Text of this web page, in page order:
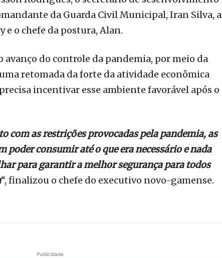
da Guarda Civil Municipal, Iran Silva, a
e o chefe da postura, Alan.
avanço do controle da pandemia, por meio da
retomada da forte da atividade econômica
incentivar esse ambiente favorável após o
com as restrições provocadas pela pandemia, as
poder consumir até o que era necessário e nada
para garantir a melhor segurança para todos
“, finalizou o chefe do executivo novo-gamense.
Publicidade